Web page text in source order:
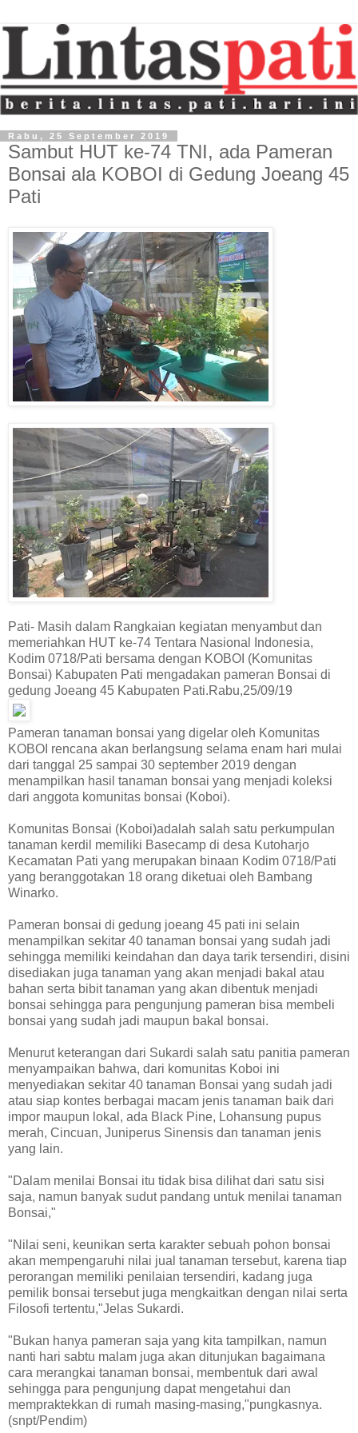
Rabu, 25 September 2019
Sambut HUT ke-74 TNI, ada Pameran
Bonsai ala KOBOI di Gedung Joeang 45
Pati
Pati- Masih dalam Rangkaian kegiatan menyambut dan
memeriahkan HUT ke-74 Tentara Nasional Indonesia,
Kodim 0718/Pati bersama dengan KOBOI (Komunitas
Bonsai) Kabupaten Pati mengadakan pameran Bonsai di
gedung Joeang 45 Kabupaten Pati.Rabu,25/09/19
Pameran tanaman bonsai yang digelar oleh Komunitas
KOBOI rencana akan berlangsung selama enam hari mulai
dari tanggal 25 sampai 30 september 2019 dengan
menampilkan hasil tanaman bonsai yang menjadi koleksi
dari anggota komunitas bonsai (Koboi).
Komunitas Bonsai (Koboi)adalah salah satu perkumpulan
tanaman kerdil memiliki Basecamp di desa Kutoharjo
Kecamatan Pati yang merupakan binaan Kodim 0718/Pati
yang beranggotakan 18 orang diketuai oleh Bambang
Winarko.
Pameran bonsai di gedung joeang 45 pati ini selain
menampilkan sekitar 40 tanaman bonsai yang sudah jadi
sehingga memiliki keindahan dan daya tarik tersendiri, disini
disediakan juga tanaman yang akan menjadi bakal atau
bahan serta bibit tanaman yang akan dibentuk menjadi
bonsai sehingga para pengunjung pameran bisa membeli
bonsai yang sudah jadi maupun bakal bonsai.
Menurut keterangan dari Sukardi salah satu panitia pameran
menyampaikan bahwa, dari komunitas Koboi ini
menyediakan sekitar 40 tanaman Bonsai yang sudah jadi
atau siap kontes berbagai macam jenis tanaman baik dari
impor maupun lokal, ada Black Pine, Lohansung pupus
merah, Cincuan, Juniperus Sinensis dan tanaman jenis
yang lain.
"Dalam menilai Bonsai itu tidak bisa dilihat dari satu sisi
saja, namun banyak sudut pandang untuk menilai tanaman
Bonsai,"
"Nilai seni, keunikan serta karakter sebuah pohon bonsai
akan mempengaruhi nilai jual tanaman tersebut, karena tiap
perorangan memiliki penilaian tersendiri, kadang juga
pemilik bonsai tersebut juga mengkaitkan dengan nilai serta
Filosofi tertentu,"Jelas Sukardi.
"Bukan hanya pameran saja yang kita tampilkan, namun
nanti hari sabtu malam juga akan ditunjukan bagaimana
cara merangkai tanaman bonsai, membentuk dari awal
sehingga para pengunjung dapat mengetahui dan
mempraktekkan di rumah masing-masing,"pungkasnya.
(snpt/Pendim)